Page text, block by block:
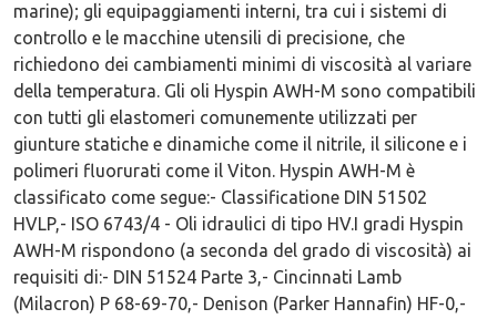
marine); gli equipaggiamenti interni, tra cui i sistemi di
controllo e le macchine utensili di precisione, che
richiedono dei cambiamenti minimi di viscosità al variare
della temperatura. Gli oli Hyspin AWH-M sono compatibili
con tutti gli elastomeri comunemente utilizzati per
giunture statiche e dinamiche come il nitrile, il silicone e i
polimeri fluorurati come il Viton. Hyspin AWH-M è
classificato come segue:- Classificatione DIN 51502
HVLP,- ISO 6743/4 - Oli idraulici di tipo HV.I gradi Hyspin
AWH-M rispondono (a seconda del grado di viscosità) ai
requisiti di:- DIN 51524 Parte 3,- Cincinnati Lamb
(Milacron) P 68-69-70,- Denison (Parker Hannafin) HF-0,-